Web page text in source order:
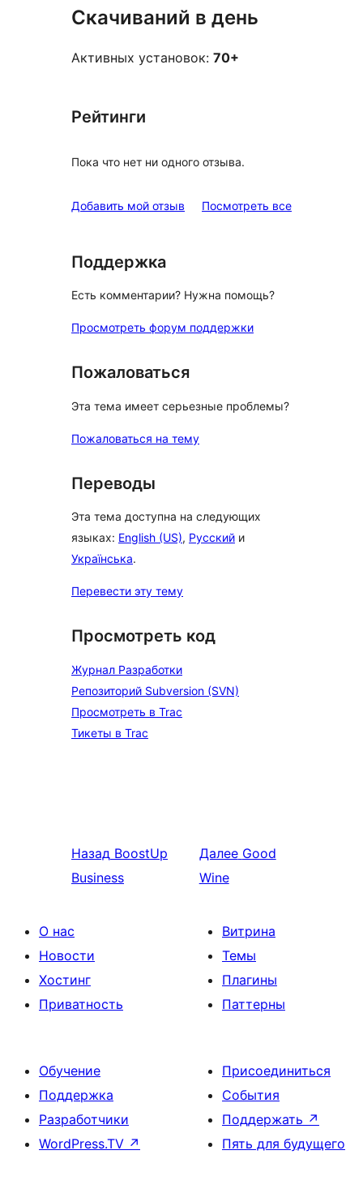
Скачиваний в день
Активных установок: 70+
Рейтинги
Пока что нет ни одного отзыва.
Добавить мой отзыв Посмотреть всеотзывы
Поддержка
Есть комментарии? Нужна помощь?
Просмотреть форум поддержки
Пожаловаться
Эта тема имеет серьезные проблемы?
Пожаловаться на тему
Переводы
Эта тема доступна на следующих
языках: English (US), Русский и
Українська.
Перевести эту тему
Просмотреть код
Журнал Разработки
Репозиторий Subversion (SVN)
Просмотреть в Trac
Тикеты в Trac
Назад BoostUp
Business
Далее Good
Wine
О нас
Новости
Хостинг
Приватность
Витрина
Темы
Плагины
Паттерны
Обучение
Поддержка
Разработчики
WordPress.TV ↗
Присоединиться
События
Поддержать ↗
Пять для будущего